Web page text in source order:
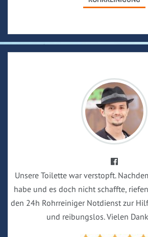
Unsere Toilette war verstopft.
habe und es doch nicht schaffte,
den 24h Rohrreiniger Notdienst zur
und reibungslos. Vielen